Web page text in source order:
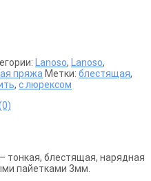
Lanoso, Lanoso,
пряжа Метки: блестящая,
, с люрексом
тонкая, блестящая, нарядная
пайетками 3мм.